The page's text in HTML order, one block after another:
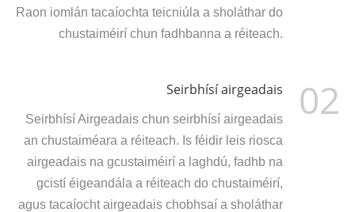
Raon iomlán tacaíochta teicniúla a sholáthar do
chustaiméirí chun fadhbanna a réiteach.
02
Seirbhísí airgeadais
Seirbhísí Airgeadais chun seirbhísí airgeadais
an chustaiméara a réiteach. Is féidir leis riosca
airgeadais na gcustaiméirí a laghdú, fadhb na
gcistí éigeandála a réiteach do chustaiméirí,
agus tacaíocht airgeadais chobhsaí a sholáthar